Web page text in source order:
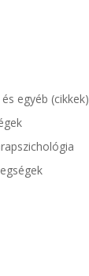
egyéb (cikkek)